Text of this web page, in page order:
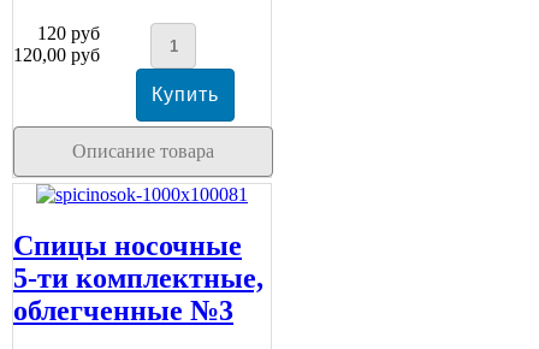
120 руб
120,00 руб
Описание товара
Спицы носочные
5-ти комплектные,
облегченные №3